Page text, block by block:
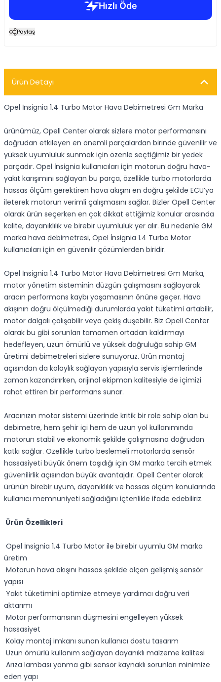
Paylaş
Ürün Detayı
Opel İnsignia 1.4 Turbo Motor Hava Debimetresi Gm Marka
ürünümüz, Opell Center olarak sizlere motor performansını
doğrudan etkileyen en önemli parçalardan birinde güvenilir ve
yüksek uyumluluk sunmak için özenle seçtiğimiz bir yedek
parçadır. Opel İnsignia kullanıcıları için motorun doğru hava-
yakıt karışımını sağlayan bu parça, özellikle turbo motorlarda
hassas ölçüm gerektiren hava akışını en doğru şekilde ECU’ya
ileterek motorun verimli çalışmasını sağlar. Bizler Opell Center
olarak ürün seçerken en çok dikkat ettiğimiz konular arasında
kalite, dayanıklılık ve birebir uyumluluk yer alır. Bu nedenle GM
marka hava debimetresi, Opel İnsignia 1.4 Turbo Motor
kullanıcıları için en güvenilir çözümlerden biridir.
Opel İnsignia 1.4 Turbo Motor Hava Debimetresi Gm Marka,
motor yönetim sisteminin düzgün çalışmasını sağlayarak
aracın performans kaybı yaşamasının önüne geçer. Hava
akışının doğru ölçülmediği durumlarda yakıt tüketimi artabilir,
motor dalgalı çalışabilir veya çekiş düşebilir. Biz Opell Center
olarak bu gibi sorunları tamamen ortadan kaldırmayı
hedefleyen, uzun ömürlü ve yüksek doğruluğa sahip GM
üretimi debimetreleri sizlere sunuyoruz. Ürün montaj
açısından da kolaylık sağlayan yapısıyla servis işlemlerinde
zaman kazandırırken, orijinal ekipman kalitesiyle de içimizi
rahat ettiren bir performans sunar.
Aracınızın motor sistemi üzerinde kritik bir role sahip olan bu
debimetre, hem şehir içi hem de uzun yol kullanımında
motorun stabil ve ekonomik şekilde çalışmasına doğrudan
katkı sağlar. Özellikle turbo beslemeli motorlarda sensör
hassasiyeti büyük önem taşıdığı için GM marka tercih etmek
güvenilirlik açısından büyük avantajdır. Opell Center olarak
ürünün birebir uyum, dayanıklılık ve hassas ölçüm konularında
kullanıcı memnuniyeti sağladığını içtenlikle ifade edebiliriz.
Ürün Özellikleri
Opel İnsignia 1.4 Turbo Motor ile birebir uyumlu GM marka
üretim
Motorun hava akışını hassas şekilde ölçen gelişmiş sensör
yapısı
Yakıt tüketimini optimize etmeye yardımcı doğru veri
aktarımı
Motor performansının düşmesini engelleyen yüksek
hassasiyet
Kolay montaj imkanı sunan kullanıcı dostu tasarım
Uzun ömürlü kullanım sağlayan dayanıklı malzeme kalitesi
Arıza lambası yanma gibi sensör kaynaklı sorunları minimize
eden yapı